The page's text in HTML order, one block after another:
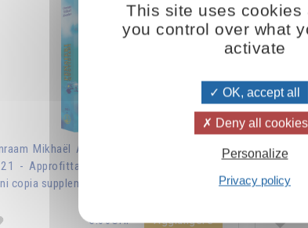
Mikhaël Aïvanhov Pensieri Quotidiani
- Approfitta dello sconto di 2 CHF per
copia supplementare aggiunta all'ordine !
5.00CHF Aggiungere
Non,
This site uses cookies
you control over what
activate
OK, accept all
Deny all cookies
Personalize
Privacy policy